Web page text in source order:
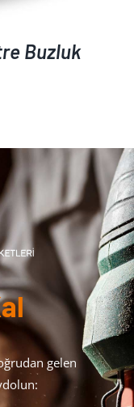
Buzluk
gelen